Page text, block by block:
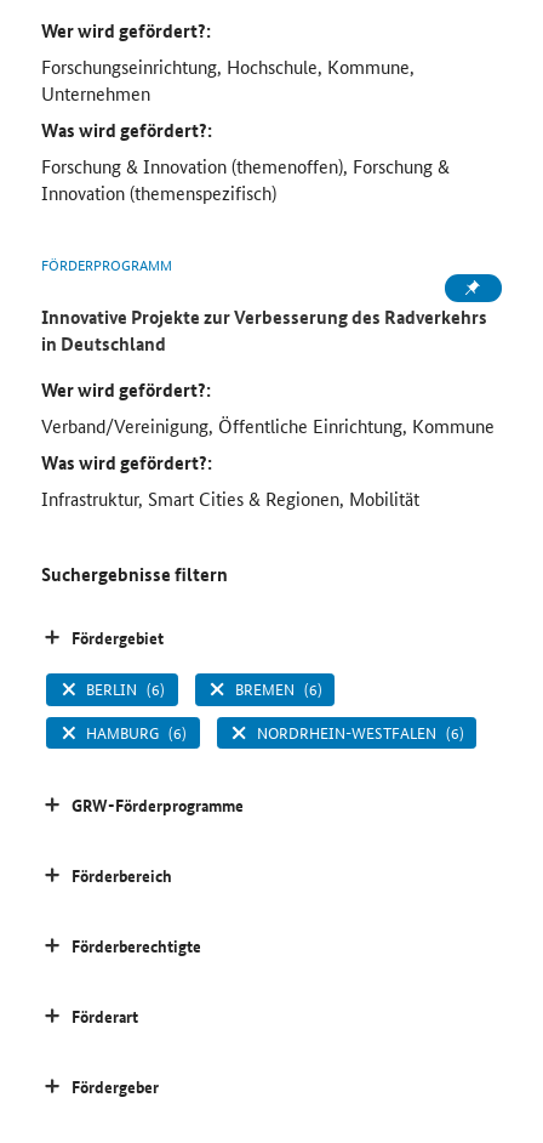
Wer wird gefördert?:
Forschungseinrichtung, Hochschule, Kommune,
Unternehmen
Was wird gefördert?:
Forschung & Innovation (themenoffen), Forschung &
Innovation (themenspezifisch)
FÖRDERPROGRAMM
Innovative Projekte zur Verbesserung des Radverkehrs
in Deutschland
Wer wird gefördert?:
Verband/Vereinigung, Öffentliche Einrichtung, Kommune
Was wird gefördert?:
Infrastruktur, Smart Cities & Regionen, Mobilität
Suchergebnisse filtern
Fördergebiet
BERLIN (6) BREMEN (6)
HAMBURG (6) NORDRHEIN-WESTFALEN (6)
GRW-Förderprogramme
Förderbereich
Förderberechtigte
Förderart
Fördergeber